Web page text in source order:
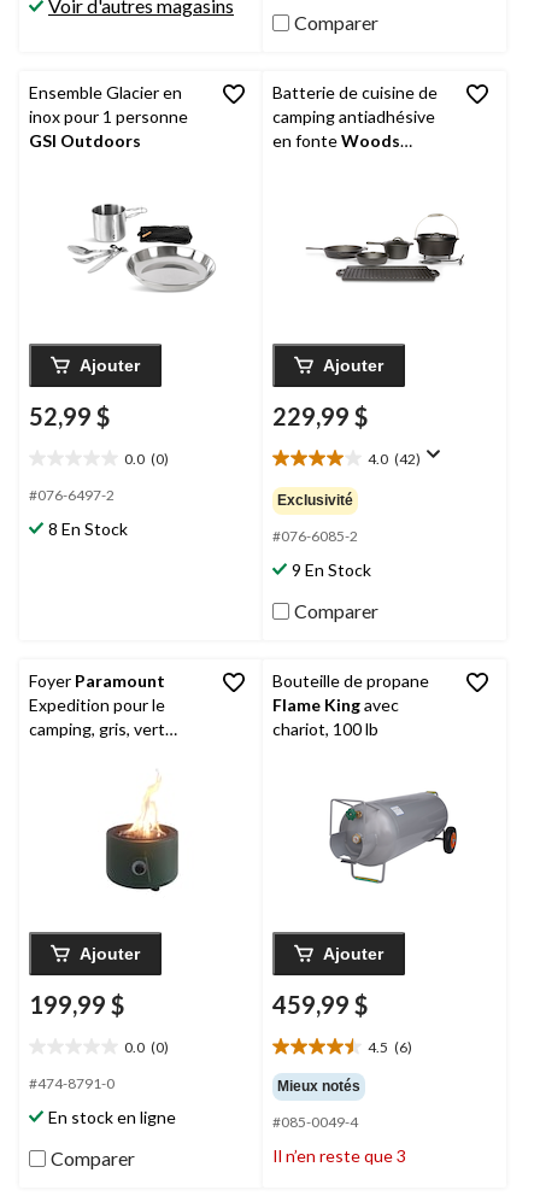
Voir d'autres magasins
Comparer
Ensemble Glacier en
inox pour 1 personne
GSI Outdoors
Ajouter
52,99 $
0.0 (0)
étoile(s)
5.
#076-6497-2
8 En Stock
Batterie de cuisine de
camping antiadhésive
en fonteWoods
Ajouter
229,99 $
4.0 (42)
4.0
étoile(s)
sur
5.
42
évaluations
Exclusivité
#076-6085-2
9 En Stock
Comparer
Foyer Paramount
Expedition pour le
camping, gris, vert
Ajouter
199,99 $
0.0 (0)
étoile(s)
5.
#474-8791-0
En stock en ligne
Comparer
Bouteille de propane
Flame Kingavec
chariot, 100 lb
Ajouter
459,99 $
4.5 (6)
4.5
étoile(s)
sur
5.
6
Mieux notés
#085-0049-4
Il n’en reste que 3